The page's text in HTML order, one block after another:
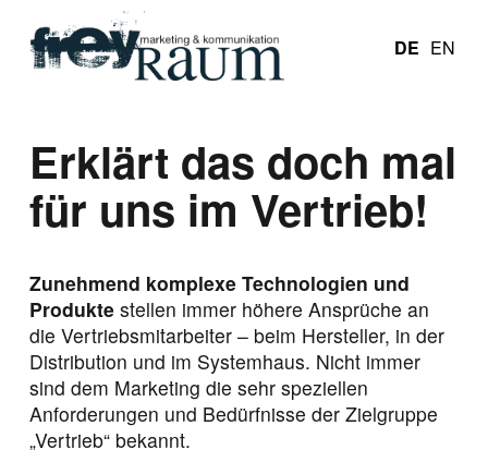
DE EN
Erklärt das doch mal
für uns im Vertrieb!
Zunehmend komplexe Technologien und
Produktestellen immer höhere Ansprüche an
die Vertriebsmitarbeiter – beim Hersteller, in der
Distribution und im Systemhaus. Nicht immer
sind dem Marketing die sehr speziellen
Anforderungen und Bedürfnisse der Zielgruppe
„Vertrieb“ bekannt.